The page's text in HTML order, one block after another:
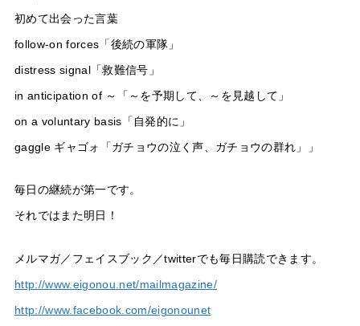
初めて出会った言葉
follow-on forces「後続の軍隊」
distress signal「救難信号」
in anticipation of ～「～を予期して、～を見越して」
on a voluntary basis「自発的に」
gaggle ギャゴォ「ガチョウの泣く声、ガチョウの群れ」」
毎日の継続が第一です。
それではまた明日！
メルマガ／フェイスブック／twitterでも毎日購読できます。
http://www.eigonou.net/mailmagazine/
http://www.facebook.com/eigonounet